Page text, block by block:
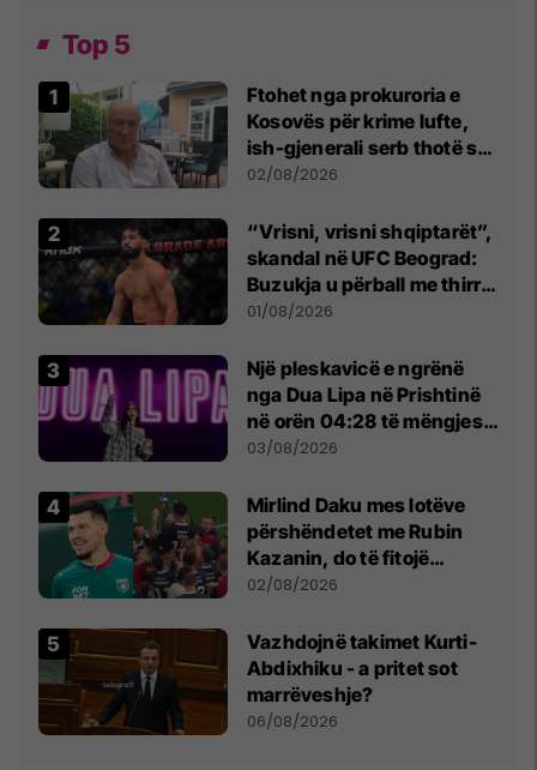
Top 5
Ftohet nga prokuroria e
Kosovës për krime lufte,
ish-gjenerali serb thotë se
dikush e tradhtoi në
02/08/2026
“Vrisni, vrisni shqiptarët”,
skandal në UFC Beograd:
Buzukja u përball me thirrje
anti-shqiptare nga
01/08/2026
Një pleskavicë e ngrënë
nga Dua Lipa në Prishtinë
në orën 04:28 të mëngjesit
- dhe bota digjitale serbe
03/08/2026
Mirlind Daku mes lotëve
përshëndetet me Rubin
Kazanin, do të fitojë
miliona te Spartak Moska
02/08/2026
Vazhdojnë takimet Kurti-
Abdixhiku - a pritet sot
marrëveshje?
06/08/2026